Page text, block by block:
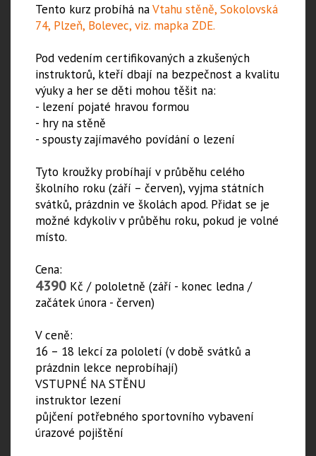
Tento kurz probíhá naVtahu stěně, Sokolovská
74, Plzeň, Bolevec, viz. mapka ZDE.
Pod vedením certifikovaných a zkušených
instruktorů, kteří dbají na bezpečnost a kvalitu
výuky a her se děti mohou těšit na:
- lezení pojaté hravou formou
- hry na stěně
- spousty zajímavého povídání o lezení
Tyto kroužky probíhají v průběhu celého
školního roku (září – červen), vyjma státních
svátků, prázdnin ve školách apod. Přidat se je
možné kdykoliv v průběhu roku, pokud je volné
místo.
Cena:
4390 Kč / pololetně (září - konec ledna /
začátek února - červen)
V ceně:
16 – 18 lekcí za pololetí (v době svátků a
prázdnin lekce neprobíhají)
VSTUPNÉ NA STĚNU
instruktor lezení
půjčení potřebného sportovního vybavení
úrazové pojištění